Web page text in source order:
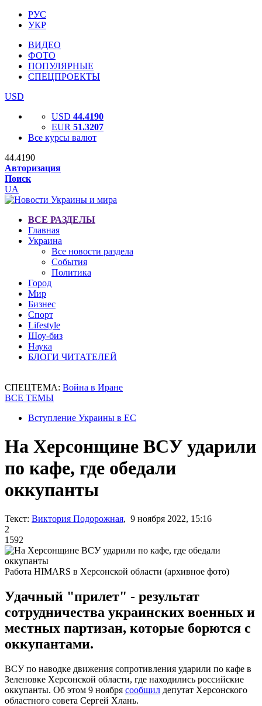
РУС
УКР
ВИДЕО
ФОТО
ПОПУЛЯРНЫЕ
СПЕЦПРОЕКТЫ
USD
USD 44.4190
EUR 51.3207
Все курсы валют
44.4190
Авторизация
Поиск
UA
ВСЕ РАЗДЕЛЫ
Главная
Украина
Все новости раздела
События
Политика
Город
Мир
Бизнес
Спорт
Lifestyle
Шоу-биз
Наука
БЛОГИ ЧИТАТЕЛЕЙ
СПЕЦТЕМА: Война в Иране
ВСЕ ТЕМЫ
Вступление Украины в ЕС
На Херсонщине ВСУ ударили
по кафе, где обедали
оккупанты
Текст: Виктория Подорожная, 9 ноября 2022, 15:16
2
1592
Работа HIMARS в Херсонской области (архивное фото)
Удачный "прилет" - результат
сотрудничества украинских военных и
местных партизан, которые борются с
оккупантами.
ВСУ по наводке движения сопротивления ударили по кафе в
Зеленовке Херсонской области, где находились российские
оккупанты. Об этом 9 ноября сообщил депутат Херсонского
областного совета Сергей Хлань.